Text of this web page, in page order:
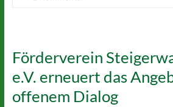
Förderverein
e.V. erneuert das
offenem Dialog